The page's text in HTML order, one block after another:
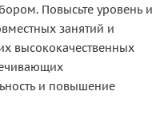
Повысьте уровень и
занятий и
высококачественных
и повышение